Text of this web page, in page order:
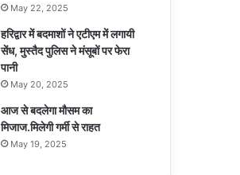
May 22, 2025
हरिद्वार में बदमाशों ने एटीएम में लगायी
सेंध, मुस्तैद पुलिस ने मंसूबों पर फेरा
पानी
May 20, 2025
आज से बदलेगा मौसम का
मिजाज.मिलेगी गर्मी से राहत
May 19, 2025